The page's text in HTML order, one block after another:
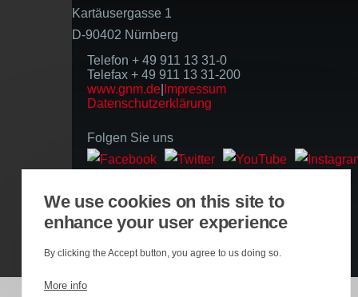
Kartäusergasse 1
D-90402 Nürnberg
Telefon + 49 911 13 31-0
Telefax + 49 911 13 31-200
www.gnm.de Impressum
Datenschutzerklärung
Folgen Sie uns
We use cookies on this site to
enhance your user experience
By clicking the Accept button, you agree to us doing so.
More info